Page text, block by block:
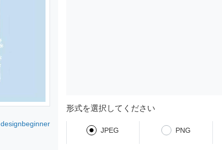
designbeginner
形式を選択してください
JPEG PNG